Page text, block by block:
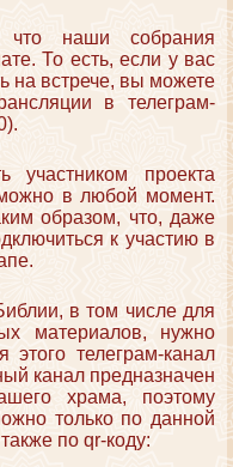
наши собрания
То есть, если у вас
на встрече, вы можете
в телеграм-
участником проекта
в любой момент.
образом, что, даже
к участию в
в том числе для
материалов, нужно
этого телеграм-канал
канал предназначен
храма, поэтому
только по данной
по qr-коду: